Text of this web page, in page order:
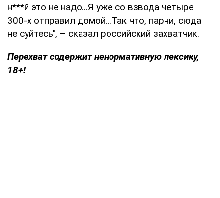
н***й это не надо...Я уже со взвода четыре
300-х отправил домой...Так что, парни, сюда
не суйтесь", – сказал российский захватчик.
Перехват содержит ненормативную лексику,
18+!